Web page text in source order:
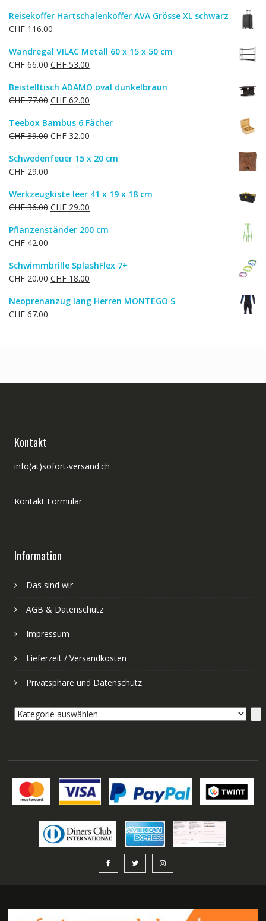
Reisekoffer Hartschalenkoffer AVA Grösse XL schwarz
CHF 116.00
Wandregal VILAC Metall 60 x 15 x 50 cm
CHF66.00 Ursprünglicher
war:
CHF 66.00
CHF 53.00
ist:
CHF 53.00.
Beistelltisch ADAMO oval dunkelbraun
CHF77.00 Ursprünglicher
war:
CHF 77.00
CHF 62.00
ist:
CHF 62.00.
Teebox Bambus 6 Fächer
CHF39.00 Ursprünglicher
war:
CHF 32.00
ist:
Schwedenfeuer 15 x 20 cm
CHF 29.00
Werkzeugkiste leer 41 x 19 x 18 cm
CHF36.00 Ursprünglicher
war:
CHF 29.00
ist:
Pflanzenständer 200 cm
CHF 42.00
Schwimmbrille SplashFlex 7+
CHF20.00 Ursprünglicher
war:
CHF 18.00
ist:
Neoprenanzug lang Herren MONTEGO S
CHF 67.00
Kontakt
info(at)sofort-versand.ch
Kontakt Formular
Information
Das sind wir
AGB & Datenschutz
Impressum
Lieferzeit / Versandkosten
Privatsphäre und Datenschutz
Kategorie